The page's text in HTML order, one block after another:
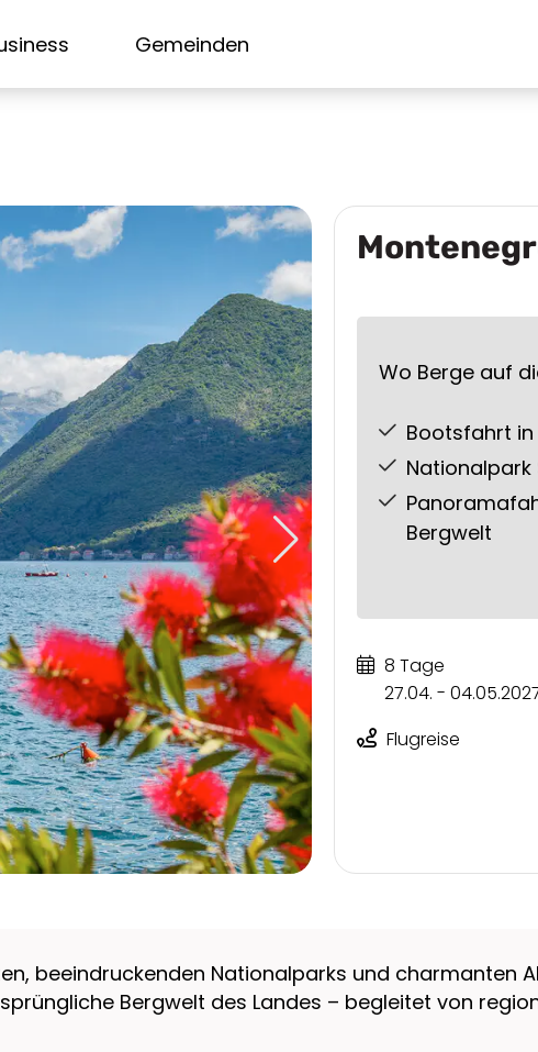
Gemeinden
Wo Berge auf
Bootsfahrt
Bergwelt
8 Tage
27.04. -
Flugreise
beeindruckenden Nationalparks und charmanten
Bergwelt des Landes – begleitet von